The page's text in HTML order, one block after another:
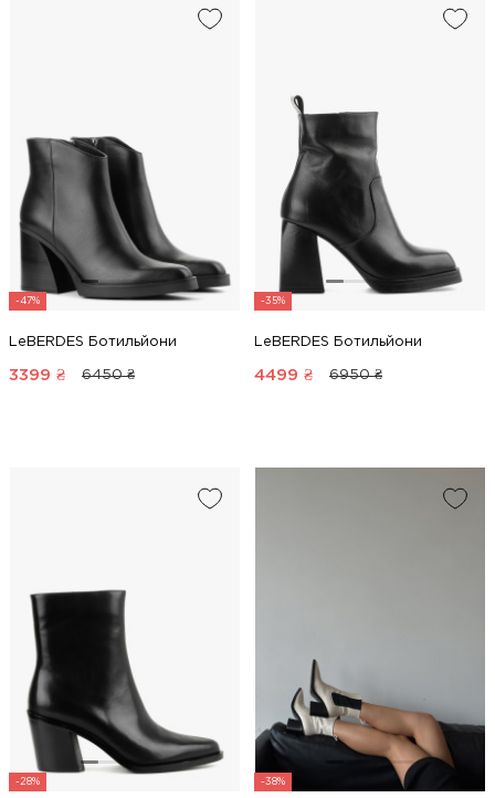
-47%
LeBERDES Ботильйони
3399 ₴ 6450 ₴
-35%
LeBERDES Ботильйони
4499 ₴ 6950 ₴
-28% -38%